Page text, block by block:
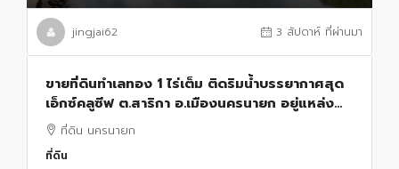
jingjai62 3 สัปดาห์ ที่ผ่านมา
ขายที่ดินทำเลทอง 1 ไร่เต็ม ติดริมน้ำบรรยากาศสุด
เอ็กซ์คลูซีฟ ต.สาริกา อ.เมืองนครนายก อยู่แหล่ง
ชุมชน เดินทางง่าย ไม่ลึกลับซับซ้อน
ที่ดิน นครนายก
ที่ดิน